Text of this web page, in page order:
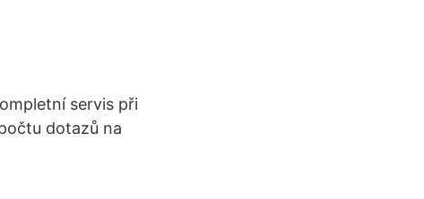
servis při
dotazů na